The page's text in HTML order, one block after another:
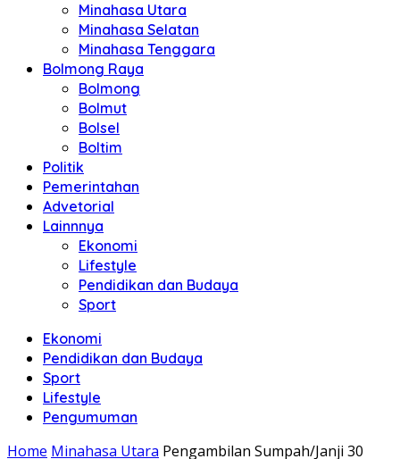
Minahasa Utara
Minahasa Selatan
Minahasa Tenggara
Bolmong Raya
Bolmong
Bolmut
Bolsel
Boltim
Politik
Pemerintahan
Advetorial
Lainnnya
Ekonomi
Lifestyle
Pendidikan dan Budaya
Sport
Ekonomi
Pendidikan dan Budaya
Sport
Lifestyle
Pengumuman
Home Minahasa Utara Pengambilan Sumpah/Janji 30